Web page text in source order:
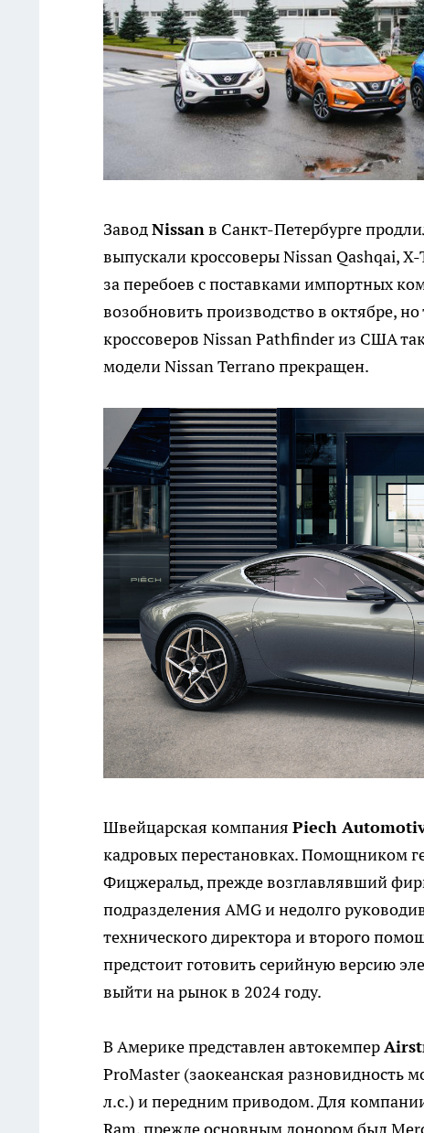
ЗаводNissanв Санкт-Петербурге
выпускали кроссоверы Nissan Qashqai,
за перебоев с поставками импортных
возобновить производство в октябре,
кроссоверов Nissan Pathfinder из США
модели Nissan Terrano прекращен.
Швейцарская компания Piech
кадровых перестановках. Помощником
Фицжеральд, прежде возглавлявший
подразделения AMG и недолго
технического директора и второго
предстоит готовить серийную версию
выйти на рынок в 2024 году.
В Америке представлен автокемпер
ProMaster (заокеанская разновидность
л.с.) и передним приводом. Для